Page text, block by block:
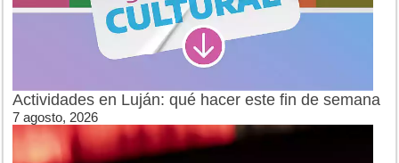
Actividades en Luján: qué hacer este fin de semana
7 agosto, 2026